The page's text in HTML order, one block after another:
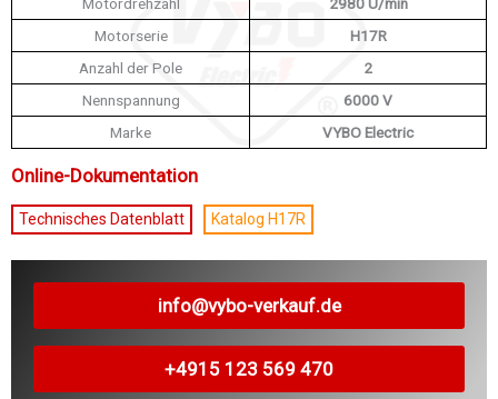
Motorserie
H17R
Anzahl der Pole
2
Nennspannung
6000 V
Marke
VYBO Electric
Online-Dokumentation
Technisches Datenblatt Katalog H17R
info@vybo-verkauf.de
+4915 123 569 470